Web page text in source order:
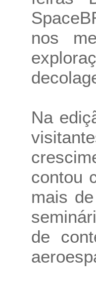
nos
Na
contou
mais
de